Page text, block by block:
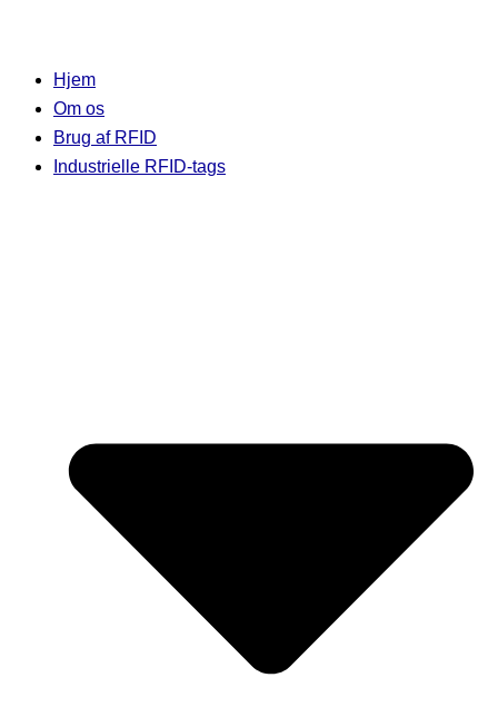
Hjem
Om os
Brug af RFID
Industrielle RFID-tags